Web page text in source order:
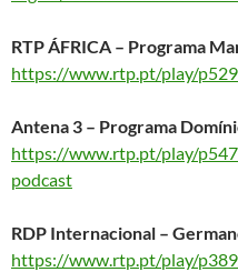
RTP ÁFRICA – Programa
https://www.rtp.pt/play/
Antena 3 – Programa
https://www.rtp.pt/play/
podcast
RDP Internacional –
https://www.rtp.pt/play/